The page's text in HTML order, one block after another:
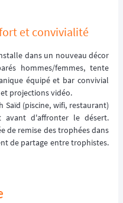
et convivialité
dans un nouveau décor
hommes/femmes, tente
équipé et bar convivial
projections vidéo.
Saïd (piscine, wifi, restaurant)
d'affronter le désert.
de remise des trophées dans
de partage entre trophistes.